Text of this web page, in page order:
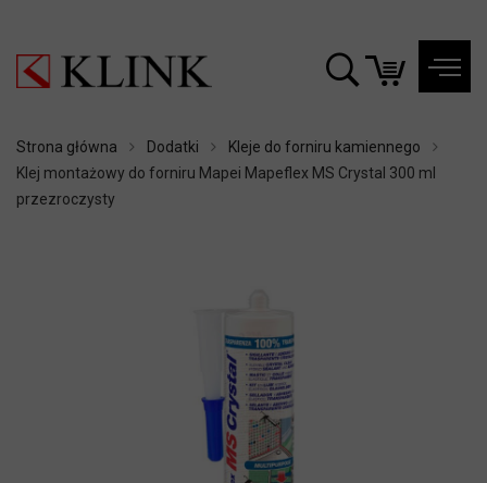
Strona główna Dodatki
Kleje do forniru kamiennego
Klej montażowy do forniru Mapei Mapeflex MS Crystal 300 ml
przezroczysty